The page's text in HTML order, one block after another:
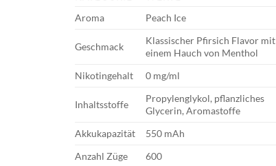
Aroma
Peach Ice
Geschmack
Klassischer Pfirsich Flavor mit
einem Hauch von Menthol
Nikotingehalt
0 mg/ml
Inhaltsstoffe
Propylenglykol, pflanzliches
Glycerin, Aromastoffe
Akkukapazität
550 mAh
Anzahl Züge
600